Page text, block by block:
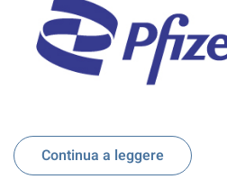
Continua a leggere